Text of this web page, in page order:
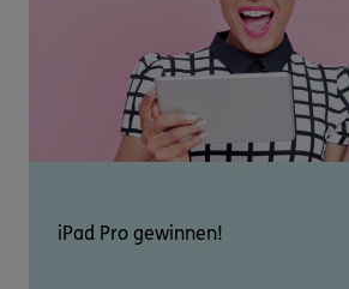
iPad Pro gewinnen!